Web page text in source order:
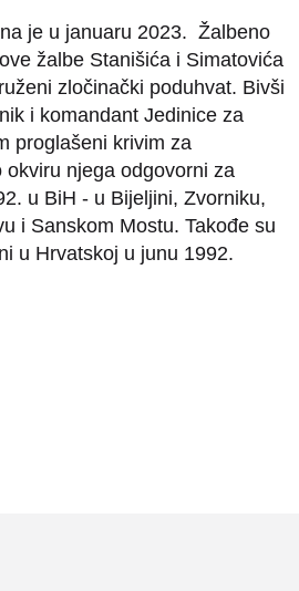
je u januaru 2023. Žalbeno
žalbe Stanišića i Simatovića
zločinački poduhvat. Bivši
i komandant Jedinice za
proglašeni krivim za
njega odgovorni za
u BiH - u Bijeljini, Zvorniku,
i Sanskom Mostu. Takođe su
u Hrvatskoj u junu 1992.